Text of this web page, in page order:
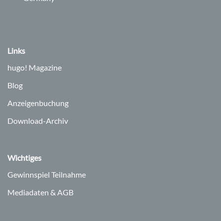
Links
hugo! Magazine
Blog
Anzeigenbuchung
Download-Archiv
Wichtiges
Gewinnspiel Teilnahme
Mediadaten & AGB